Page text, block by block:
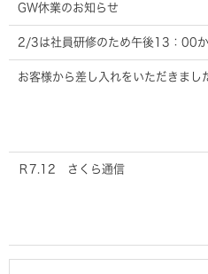
GW休業のお知らせ
2/3は社員研修のため午後13：00
お客様から差し入れをいただきまし
Ｒ7.12 さくら通信